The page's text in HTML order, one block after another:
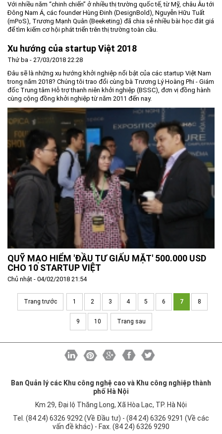
Với nhiều năm “chinh chiến” ở nhiều thị trường quốc tế, từ Mỹ, châu Âu tới
Đông Nam Á, các founder Hùng Đinh (DesignBold), Nguyễn Hữu Tuất
(mPoS), Trương Mạnh Quân (Beeketing) đã chia sẻ nhiều bài học đắt giá
để tìm kiếm cơ hội phát triển trên thị trường toàn cầu.
Xu hướng của startup Việt 2018
Thứ ba - 27/03/2018 22:28
Đâu sẽ là những xu hướng khởi nghiệp nổi bật của các startup Việt Nam
trong năm 2018? Chúng tôi trao đổi cùng bà Trương Lý Hoàng Phi - Giám
đốc Trung tâm Hỗ trợ thanh niên khởi nghiệp (BSSC), đơn vị đồng hành
cùng cộng đồng khởi nghiệp từ năm 2011 đến nay.
QUỸ MẠO HIỂM 'ĐẦU TƯ GIẤU MẶT' 500.000 USD
CHO 10 STARTUP VIỆT
Chủ nhật - 04/02/2018 21:54
Trang trước 1 2 3 4 5 6 7 8
9 10 Trang sau
Ban Quản lý các Khu công nghệ cao và Khu công nghiệp thành
phố Hà Nội
Km 29, Đại lộ Thăng Long, Xã Hòa Lạc, TP. Hà Nội
Tel. (84 24) 6326 9292 (Về Đầu tư) - (84 24) 6326 9291 (Về các
vấn đề khác) - Fax. (84 24) 6326 9290